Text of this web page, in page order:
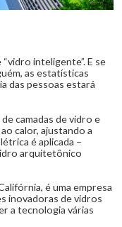
inteligente”. E se
as estatísticas
das pessoas estará
camadas de vidro e
calor, ajustando a
é aplicada –
arquitetônico
é uma empresa
inovadoras de vidros
a tecnologia várias